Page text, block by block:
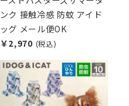
ンク 接触冷感 防蚊 アイド
ッグ メール便OK
￥2,970 (税込)